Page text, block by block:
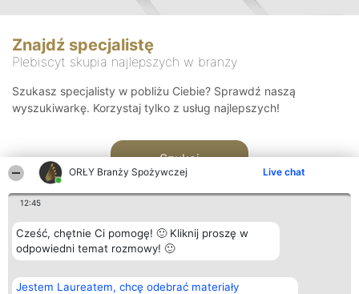
ORŁY Branży Spożywczej Live chat
12:45
Cześć, chętnie Ci pomogę! 🙂 Kliknij proszę w
odpowiedni temat rozmowy! 🙂
Jestem Laureatem, chcę odebrać materiały
Znajdź specjalistę
Plebiscyt skupia najlepszych w branży
Szukasz specjalisty w pobliżu Ciebie? Sprawdź naszą
wyszukiwarkę. Korzystaj tylko z usług najlepszych!
Szukaj
Organizator plebiscytu
Bright Side Solutions sp. z o.
Plebiscyt
Laureaci
Kontakt
Kontakt